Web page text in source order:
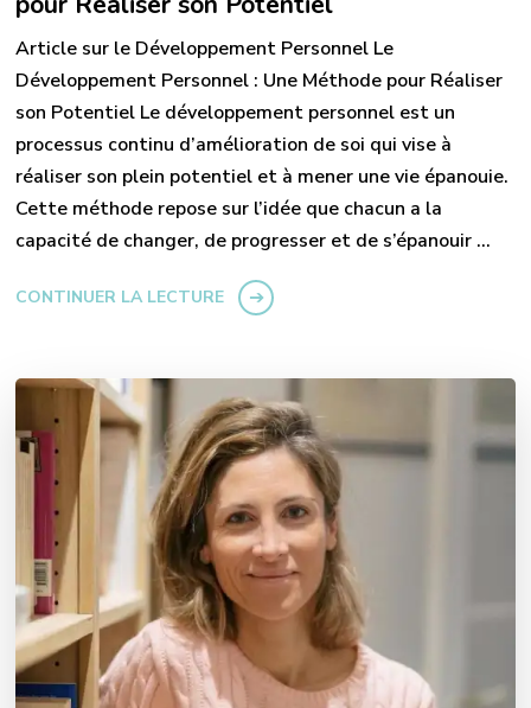
Article sur le Développement Personnel Le
Développement Personnel : Une Méthode pour Réaliser
son Potentiel Le développement personnel est un
processus continu d’amélioration de soi qui vise à
réaliser son plein potentiel et à mener une vie épanouie.
Cette méthode repose sur l’idée que chacun a la
capacité de changer, de progresser et de s’épanouir …
CONTINUER LA LECTURE